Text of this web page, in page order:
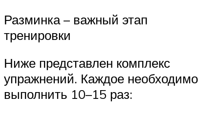
Разминка – важный этап
тренировки
Ниже представлен комплекс
упражнений. Каждое необходимо
выполнить 10–15 раз: